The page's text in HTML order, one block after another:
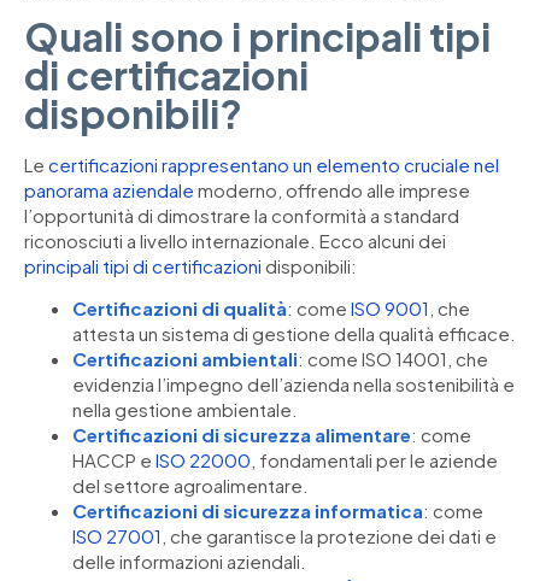
Quali sono i principali tipi
di certificazioni
disponibili?
Le certificazioni rappresentano un elemento cruciale nel
panorama aziendale moderno, offrendo alle imprese
l’opportunità di dimostrare la conformità a standard
riconosciuti a livello internazionale. Ecco alcuni dei
principali tipi di certificazioni disponibili:
Certificazioni di qualità: come ISO 9001 , che
attesta un sistema di gestione della qualità efficace.
Certificazioni ambientali: come ISO 14001, che
evidenzia l’impegno dell’azienda nella sostenibilità e
nella gestione ambientale.
Certificazioni di sicurezza alimentare: come
HACCP e ISO 22000 , fondamentali per le aziende
del settore agroalimentare.
Certificazioni di sicurezza informatica: come
ISO 27001 , che garantisce la protezione dei dati e
delle informazioni aziendali.